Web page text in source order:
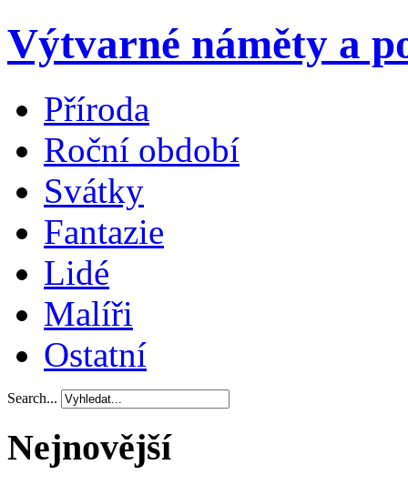
Výtvarné náměty a
Příroda
Roční období
Svátky
Fantazie
Lidé
Malíři
Ostatní
Search...
Nejnovější